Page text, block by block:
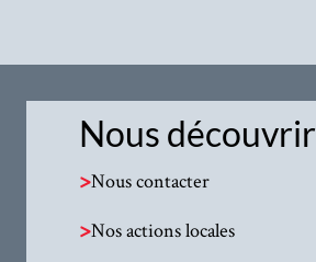
Nous découvrir
>Nous contacter
>Nos actions locales